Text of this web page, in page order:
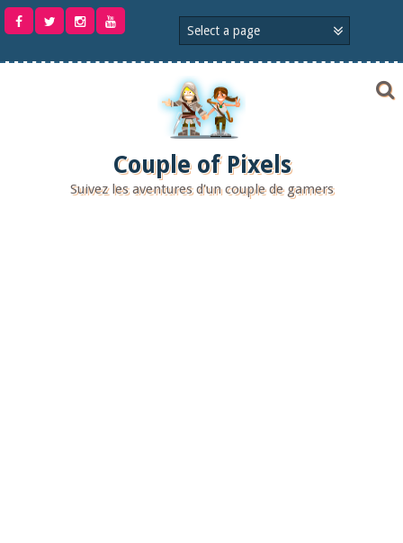
Aller
Couple of Pixels
Suivez les aventures d'un couple de gamers